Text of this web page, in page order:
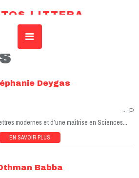
LITTERA
DROIT SCIENCES ART RECHERCHE
Deygas
…
modernes et d’une maîtrise en Sciences...
EN SAVOIR PLUS
Babba